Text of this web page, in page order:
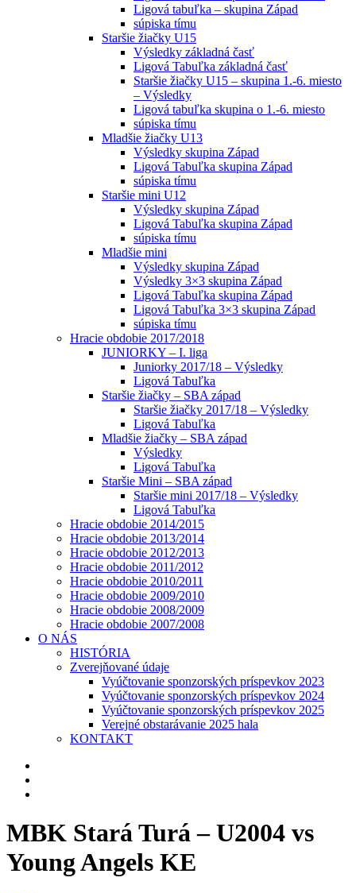
Ligová tabuľka – skupina Západ
súpiska tímu
Staršie žiačky U15
Výsledky základná časť
Ligová Tabuľka základná časť
Staršie žiačky U15 – skupina 1.-6. miesto
– Výsledky
Ligová tabuľka skupina o 1.-6. miesto
súpiska tímu
Mladšie žiačky U13
Výsledky skupina Západ
Ligová Tabuľka skupina Západ
súpiska tímu
Staršie mini U12
Výsledky skupina Západ
Ligová Tabuľka skupina Západ
súpiska tímu
Mladšie mini
Výsledky skupina Západ
Výsledky 3×3 skupina Západ
Ligová Tabuľka skupina Západ
Ligová Tabuľka 3×3 skupina Západ
súpiska tímu
Hracie obdobie 2017/2018
JUNIORKY – I. liga
Juniorky 2017/18 – Výsledky
Ligová Tabuľka
Staršie žiačky – SBA západ
Staršie žiačky 2017/18 – Výsledky
Ligová Tabuľka
Mladšie žiačky – SBA západ
Výsledky
Ligová Tabuľka
Staršie Mini – SBA západ
Staršie mini 2017/18 – Výsledky
Ligová Tabuľka
Hracie obdobie 2014/2015
Hracie obdobie 2013/2014
Hracie obdobie 2012/2013
Hracie obdobie 2011/2012
Hracie obdobie 2010/2011
Hracie obdobie 2009/2010
Hracie obdobie 2008/2009
Hracie obdobie 2007/2008
O NÁS
HISTÓRIA
Zverejňované údaje
Vyúčtovanie sponzorských príspevkov 2023
Vyúčtovanie sponzorských príspevkov 2024
Vyúčtovanie sponzorských príspevkov 2025
Verejné obstarávanie 2025 hala
KONTAKT
MBK Stará Turá – U2004 vs
Young Angels KE